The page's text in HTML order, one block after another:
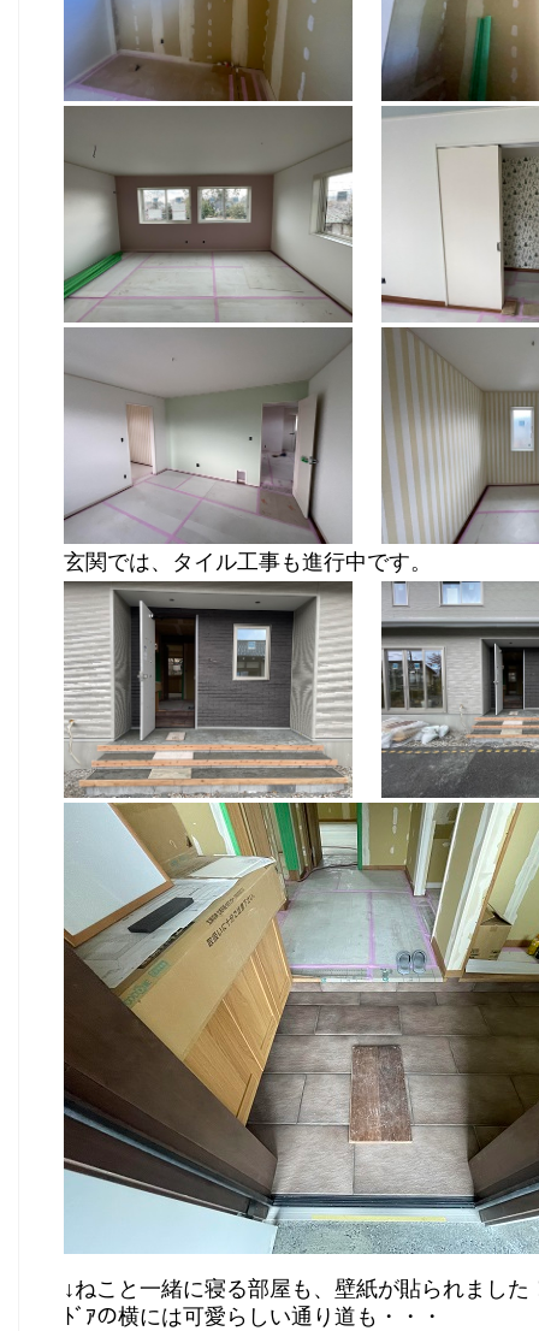
玄関では、タイル工事も進行中です。
↓ねこと一緒に寝る部屋も、壁紙が貼られました
ﾄﾞｱの横には可愛らしい通り道も・・・